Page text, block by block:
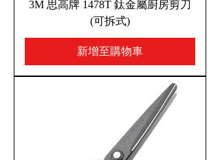
3M 思高牌 1478T 鈦金屬廚房剪刀
(可拆式)
新增至購物車